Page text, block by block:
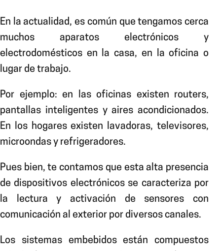
En la actualidad, es común que tengamos cerca
muchos aparatos electrónicos y
electrodomésticos en la casa, en la oficina o
lugar de trabajo.
Por ejemplo: en las oficinas existen routers,
pantallas inteligentes y aires acondicionados.
En los hogares existen lavadoras, televisores,
microondas y refrigeradores.
Pues bien, te contamos que esta alta presencia
de dispositivos electrónicos se caracteriza por
la lectura y activación de sensores con
comunicación al exterior por diversos canales.
Los sistemas embebidos están compuestos